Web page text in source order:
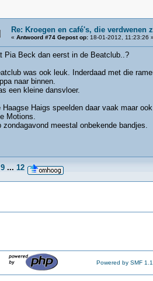
Re: Kroegen en café's, die verdwenen
« Antwoord #74 Gepost op: 18-01-2012, 11:23:26
Pia Beck dan eerst in de Beatclub..?
was ook leuk. Inderdaad met die
naar binnen.
een kleine dansvloer.
Haagse Haigs speelden daar vaak maar
Motions.
zondagavond meestal onbekende bandjes.
9 ... 12
Powered by SMF